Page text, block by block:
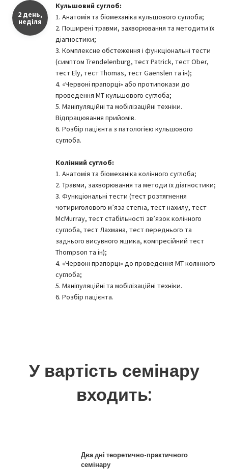
2 день,
неділя
Кульшовий суглоб:
1. Анатомія та біомеханіка кульшового суглоба;
2. Поширені травми, захворювання та методити їх
діагностики;
3. Комплексне обстеження і функціональні тести
(симптом Trendelenburg, тест Patrick, тест Ober,
тест Ely, тест Thomas, тест Gaenslen та ін);
4. «Червоні прапорці» або протипокази до
проведення МТ кульшового суглоба;
5. Маніпуляційні та мобілізаційні техніки.
Відпрацювання прийомів.
6. Розбір пацієнта з патологією кульшового
суглоба.
Колінний суглоб:
1. Анатомія та біомеханіка колінного суглоба;
2. Травми, захворювання та методи їх діагностики;
3. Функціональні тести (тест розтягнення
чотириголового м’яза стегна, тест нахилу, тест
McMurray, тест стабільності зв’язок колінного
суглоба, тест Лахмана, тест переднього та
заднього висувного ящика, компресійний тест
Thompson та ін);
4. «Червоні прапорці» до проведення МТ колінного
суглоба;
5. Маніпуляційні та мобілізаційні техніки.
6. Розбір пацієнта.
У вартість семінару
входить:
Два дні теоретично-практичного
семінару